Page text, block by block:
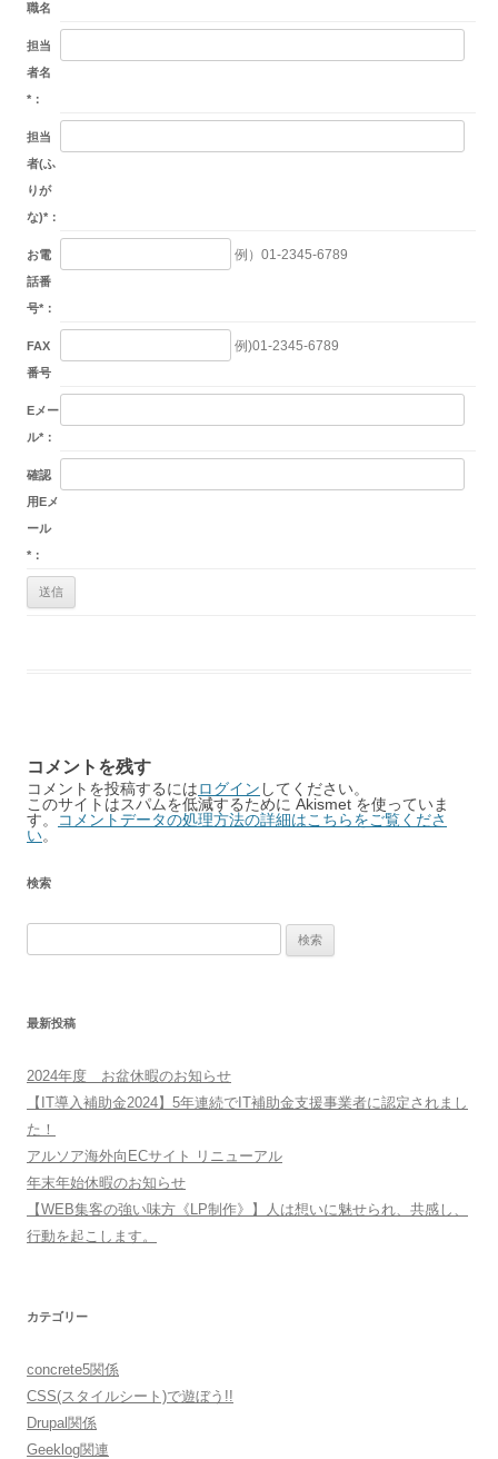
職名
担当
者名
* ：
担当
者(ふ
りが
な)* ：
お電
話番
号* ：
例）01-2345-6789
FAX
番号
例)01-2345-6789
Eメー
ル* ：
確認
用Eメ
ール
* ：
コメントを残す
コメントを投稿するにはログイン してください。
このサイトはスパムを低減するために Akismet を使っていま
す。
コメントデータの処理方法の詳細はこちらをご覧くださ
い。
検索
最新投稿
2024年度 お盆休暇のお知らせ
【IT導入補助金2024】5年連続でIT補助金支援事業者に認定されまし
た！
アルソア海外向ECサイト リニューアル
年末年始休暇のお知らせ
【WEB集客の強い味方《LP制作》】人は想いに魅せられ、共感し、
行動を起こします。
カテゴリー
concrete5関係
CSS(スタイルシート)で遊ぼう!!
Drupal関係
Geeklog関連